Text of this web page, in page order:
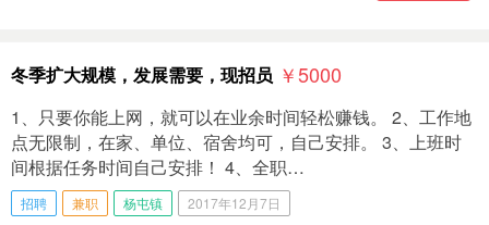
冬季扩大规模，发展需要，现招员 ￥5000
1、只要你能上网，就可以在业余时间轻松赚钱。 2、工作地
点无限制，在家、单位、宿舍均可，自己安排。 3、上班时
间根据任务时间自己安排！ 4、全职…
招聘 兼职 杨屯镇 2017年12月7日